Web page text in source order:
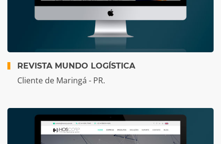
REVISTA MUNDO LOGÍSTICA
Cliente de Maringá - PR.